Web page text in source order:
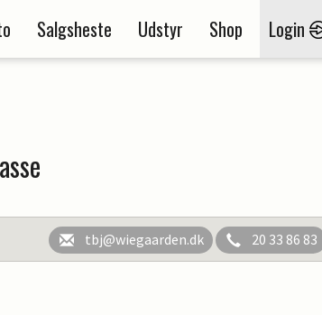
Salgsheste Udstyr Shop Login
tbj@wiegaarden.dk 20 33 86 83